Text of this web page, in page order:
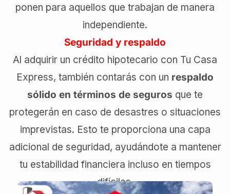
ponen para aquellos que trabajan de manera
independiente.
Seguridad y respaldo
Al adquirir un crédito hipotecario con Tu Casa
Express, también contarás con un respaldo
sólido en términos de seguros que te
protegerán en caso de desastres o situaciones
imprevistas. Esto te proporciona una capa
adicional de seguridad, ayudándote a mantener
tu estabilidad financiera incluso en tiempos
difíciles.